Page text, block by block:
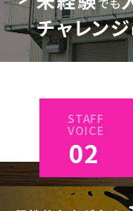
STAFF
VOICE
02